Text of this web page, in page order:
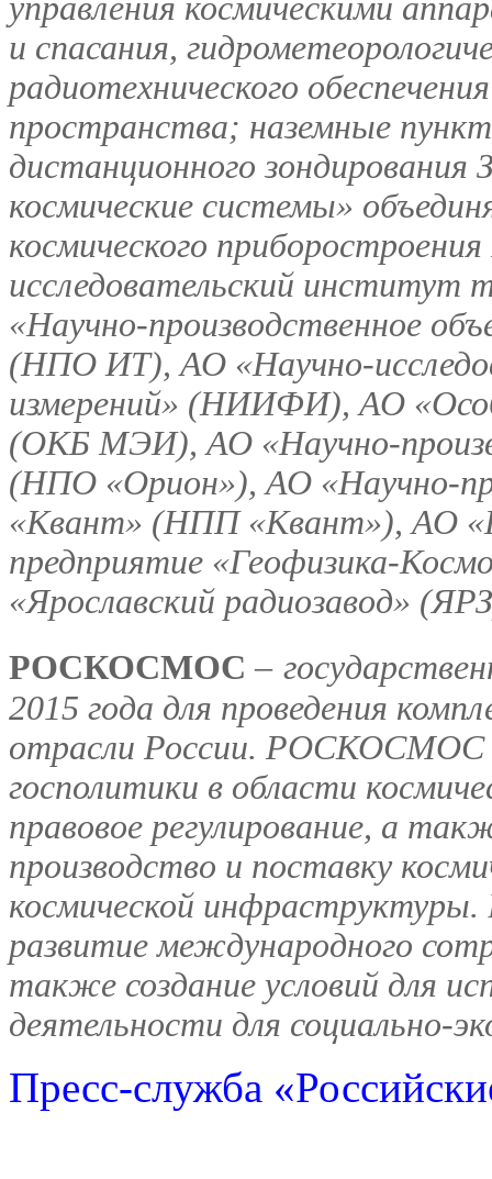
управления космическими
и спасания,
радиотехнического
пространства; наземные
дистанционного зондирования
космические системы»
космического
исследовательский
«Научно-производственное
(НПО ИТ), АО «Научно-
измерений» (НИИФИ), АО
(ОКБ МЭИ), АО «Научно-
(НПО «Орион»), АО «Научно-
«Квант» (НПП «Квант»), АО
предприятие «Геофизика-
«Ярославский радиозавод»
РОСКОСМОС –
2015 года для проведения
отрасли России. РОСКОСМОС
госполитики в области
правовое регулирование, а
производство и поставку
космической
развитие международного
также создание условий для
деятельности для социально-
Пресс-служба